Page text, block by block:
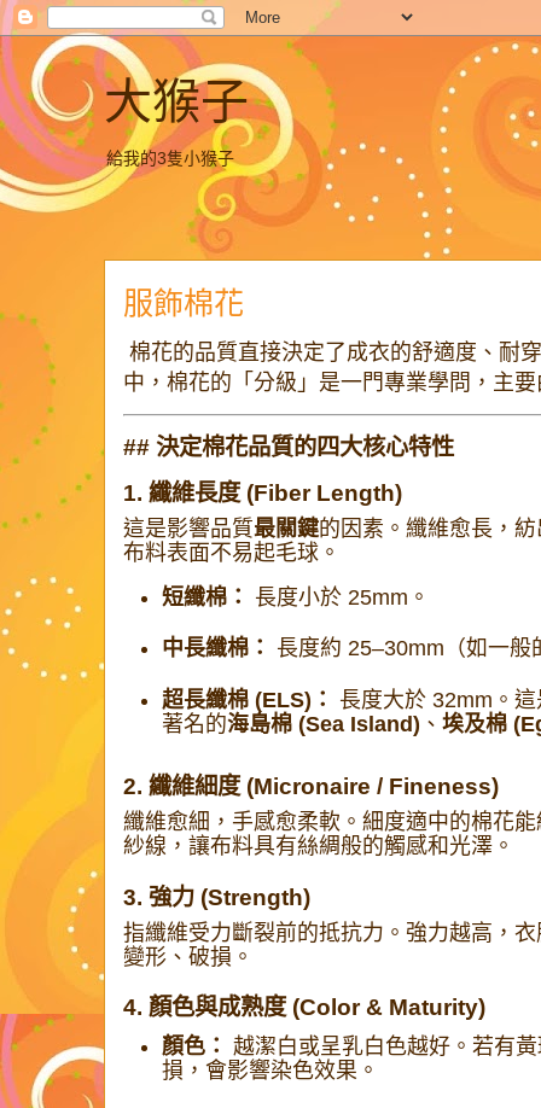
大猴子
給我的3隻小猴子
服飾棉花
棉花的品質直接決定了成衣的舒適度、耐
中，棉花的「分級」是一門專業學問，主
## 決定棉花品質的四大核心特性
1. 纖維長度 (Fiber Length)
這是影響品質最關鍵的因素。纖維愈長，
布料表面不易起毛球。
短纖棉：
長度小於 25mm。
中長纖棉： 長度約 25–30mm（如一般
超長纖棉 (ELS)：
長度大於 32mm。
著名的海島棉 (Sea Island) 、 埃及棉
2. 纖維細度 (Micronaire / Fineness)
纖維愈細，手感愈柔軟。細度適中的棉花
紗線，讓布料具有絲綢般的觸感和光澤。
3. 強力 (Strength)
指纖維受力斷裂前的抵抗力。強力越高，
變形、破損。
4. 顏色與成熟度 (Color & Maturity)
顏色： 越潔白或呈乳白色越好。若有
損，會影響染色效果。